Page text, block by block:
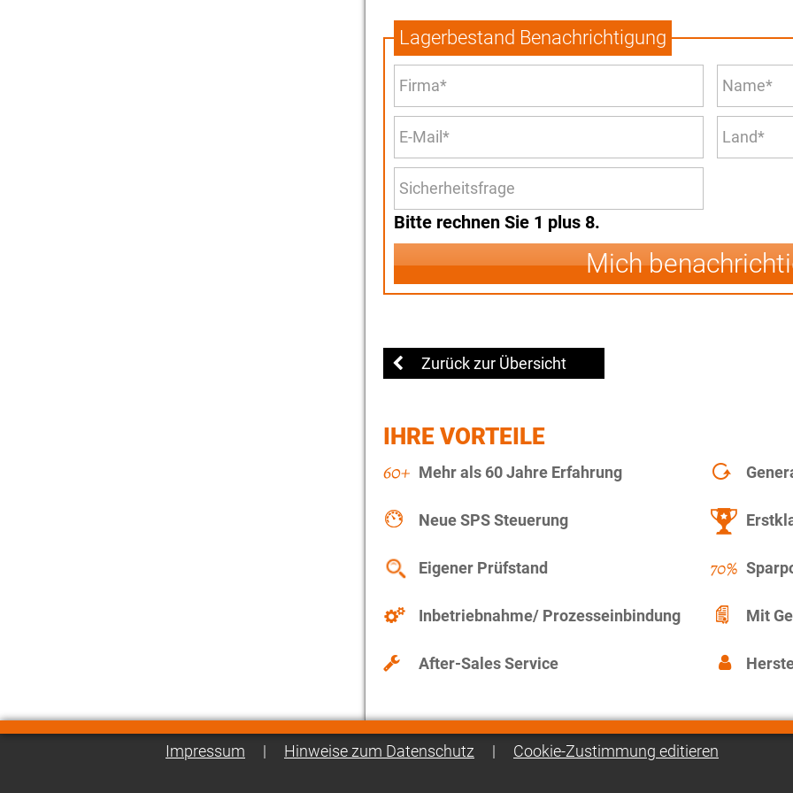
Lagerbestand Benachrichtigung
Bitte rechnen Sie 1 plus 8.
Mich
Zurück zur Übersicht
IHRE VORTEILE
Mehr als 60 Jahre Erfahrung
Neue SPS Steuerung
Eigener Prüfstand
Inbetriebnahme/ Prozesseinbindung Mit
After-Sales Service
Impressum | Hinweise zum Datenschutz | Cookie-Zustimmung editieren